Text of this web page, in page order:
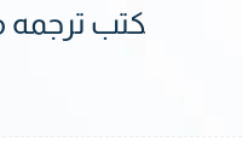
كتب ترجمه